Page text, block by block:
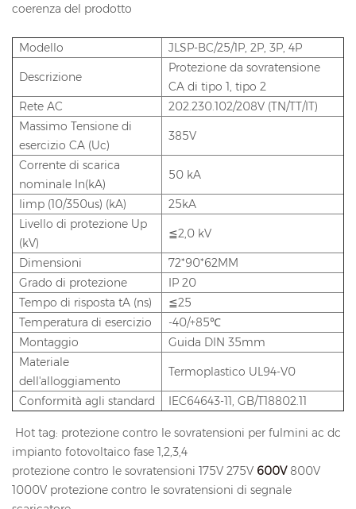
coerenza del prodotto
Modello JLSP-BC/25/1P, 2P, 3P, 4P
Descrizione
Protezione da sovratensione
CA di tipo 1, tipo 2
Rete AC
202.230.102/208V (TN/TT/IT)
Massimo Tensione di
esercizio CA (Uc)
385V
Corrente di scarica
nominale In(kA)
50 kA
Iimp (10/350us) (kA)
25kA
Livello di protezione Up
(kV)
≦2,0 kV
Dimensioni
72*90*62MM
Grado di protezione
IP 20
Tempo di risposta tA (ns)
≦25
Temperatura di esercizio
-40/+85℃
Montaggio
Guida DIN 35mm
Materiale
dell'alloggiamento
Termoplastico UL94-V0
Conformità agli standard IEC64643-11, GB/T18802.11
Hot tag: protezione contro le sovratensioni per fulmini ac dc
impianto fotovoltaico fase 1,2,3,4
protezione contro le sovratensioni 175V 275V 600V 800V
1000V protezione contro le sovratensioni di segnale